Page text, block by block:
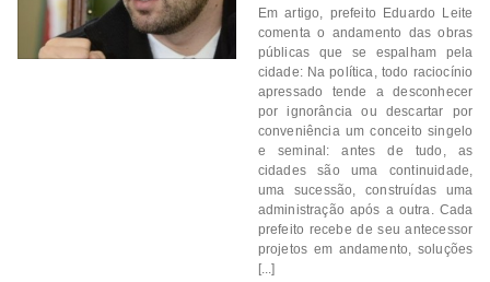
Em artigo, prefeito Eduardo Leite
comenta o andamento das obras
públicas que se espalham pela
cidade: Na política, todo raciocínio
apressado tende a desconhecer
por ignorância ou descartar por
conveniência um conceito singelo
e seminal: antes de tudo, as
cidades são uma continuidade,
uma sucessão, construídas uma
administração após a outra. Cada
prefeito recebe de seu antecessor
projetos em andamento, soluções
[...]